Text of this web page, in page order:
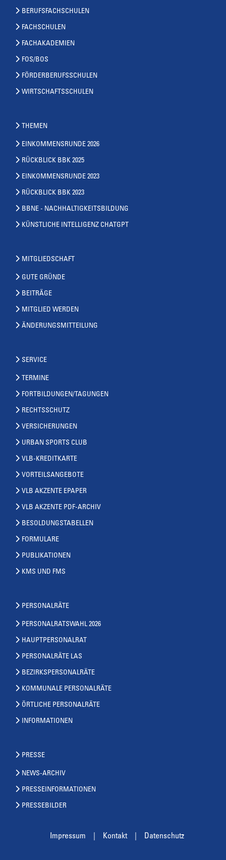
BERUFSFACHSCHULEN
FACHSCHULEN
FACHAKADEMIEN
FOS/BOS
FÖRDERBERUFSSCHULEN
WIRTSCHAFTSSCHULEN
THEMEN
EINKOMMENSRUNDE 2026
RÜCKBLICK BBK 2025
EINKOMMENSRUNDE 2023
RÜCKBLICK BBK 2023
BBNE - NACHHALTIGKEITSBILDUNG
KÜNSTLICHE INTELLIGENZ CHATGPT
MITGLIEDSCHAFT
GUTE GRÜNDE
BEITRÄGE
MITGLIED WERDEN
ÄNDERUNGSMITTEILUNG
SERVICE
TERMINE
FORTBILDUNGEN/TAGUNGEN
RECHTSSCHUTZ
VERSICHERUNGEN
URBAN SPORTS CLUB
VLB-KREDITKARTE
VORTEILSANGEBOTE
VLB AKZENTE EPAPER
VLB AKZENTE PDF-ARCHIV
BESOLDUNGSTABELLEN
FORMULARE
PUBLIKATIONEN
KMS UND FMS
PERSONALRÄTE
PERSONALRATSWAHL 2026
HAUPTPERSONALRAT
PERSONALRÄTE LAS
BEZIRKSPERSONALRÄTE
KOMMUNALE PERSONALRÄTE
ÖRTLICHE PERSONALRÄTE
INFORMATIONEN
PRESSE
NEWS-ARCHIV
PRESSEINFORMATIONEN
PRESSEBILDER
Impressum Kontakt Datenschutz